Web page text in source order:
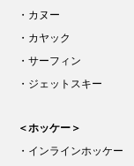
・カヌー
・カヤック
・サーフィン
・ジェットスキー
＜ホッケー＞
・インラインホッケー